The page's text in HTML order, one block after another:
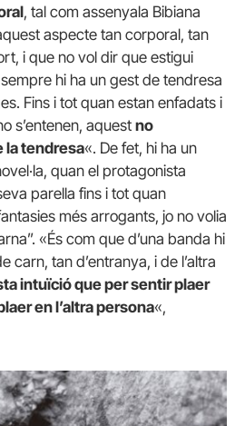
, tal com assenyala Bibiana
aspecte tan corporal, tan
i que no vol dir que estigui
hi ha un gest de tendresa
Fins i tot quan estan enfadats i
s’entenen, aquest no
la tendresa«. De fet, hi ha un
quan el protagonista
parella fins i tot quan
més arrogants, jo no volia
«És com que d’una banda hi
carn, tan d’entranya, i de l’altra
intuïció que per sentir plaer
en l’altra persona«,